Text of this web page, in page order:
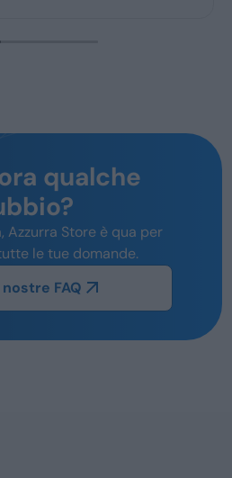
qualche
Azzurra Store è qua per
le tue domande.
FAQ